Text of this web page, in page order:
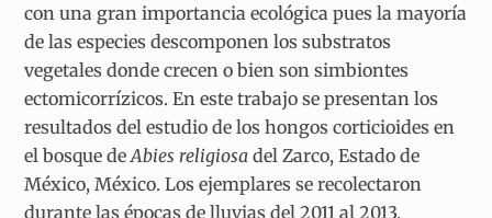
con una gran importancia ecológica pues la mayoría
de las especies descomponen los substratos
vegetales donde crecen o bien son simbiontes
ectomicorrízicos. En este trabajo se presentan los
resultados del estudio de los hongos corticioides en
el bosque deAbies religiosa del Zarco, Estado de
México, México. Los ejemplares se recolectaron
durante las épocas de lluvias del 2011 al 2013,